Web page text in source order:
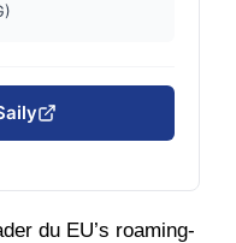
du EU’s roaming-